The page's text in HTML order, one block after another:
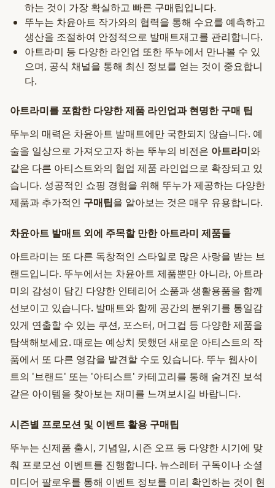
하는 것이 가장 확실하고 빠른 구매팁입니다.
뚜누는 차윤아트 작가와의 협력을 통해 수요를 예측하고
생산을 조절하여 안정적으로 발매트재고를 관리합니다.
아트라미 등 다양한 라인업 또한 뚜누에서 만나볼 수 있
으며, 공식 채널을 통해 최신 정보를 얻는 것이 중요합니
다.
아트라미를 포함한 다양한 제품 라인업과 현명한 구매 팁
뚜누의 매력은 차윤아트 발매트에만 국한되지 않습니다. 예
술을 일상으로 가져오고자 하는 뚜누의 비전은 아트라미와
같은 다른 아티스트와의 협업 제품 라인업으로 확장되고 있
습니다. 성공적인 쇼핑 경험을 위해 뚜누가 제공하는 다양한
제품과 추가적인 구매팁을 알아보는 것은 매우 유용합니다.
차윤아트 발매트 외에 주목할 만한 아트라미 제품들
아트라미는 또 다른 독창적인 스타일로 많은 사랑을 받는 브
랜드입니다. 뚜누에서는 차윤아트 제품뿐만 아니라, 아트라
미의 감성이 담긴 다양한 인테리어 소품과 생활용품을 함께
선보이고 있습니다. 발매트와 함께 공간의 분위기를 통일감
있게 연출할 수 있는 쿠션, 포스터, 머그컵 등 다양한 제품을
탐색해보세요. 때로는 예상치 못했던 새로운 아티스트의 작
품에서 또 다른 영감을 발견할 수도 있습니다. 뚜누 웹사이
트의 '브랜드' 또는 '아티스트' 카테고리를 통해 숨겨진 보석
같은 아이템을 찾아보는 재미를 느껴보시길 바랍니다.
시즌별 프로모션 및 이벤트 활용 구매팁
뚜누는 신제품 출시, 기념일, 시즌 오프 등 다양한 시기에 맞
춰 프로모션 이벤트를 진행합니다. 뉴스레터 구독이나 소셜
미디어 팔로우를 통해 이벤트 정보를 미리 확인하는 것이 현